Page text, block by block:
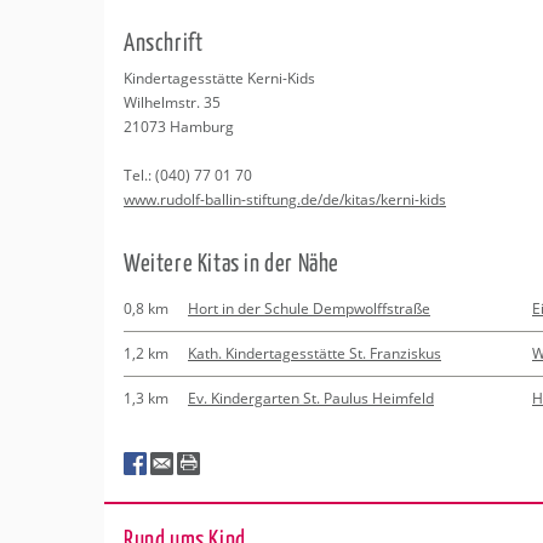
Beratung
Kurse
Regionale Tipps
An­schrift
Kin­der­ta­ges­stät­te Kerni-Kids
Wil­helm­str. 35
21073 Ham­burg
Tel.:(040) 77 01 70
www.​rudolf-​ballin-​stiftung.​de/​de/​kitas/​kerni-​kids
Wei­te­re Kitas in der Nähe
0,8 km Hort in der Schule Dempwolffstraße
1,2 km Kath. Kindertagesstätte St. Franziskus
1,3 km Ev. Kindergarten St. Paulus Heimfeld